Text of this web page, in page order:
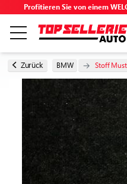
Profitieren Sie von einem
NACH MARKE & MODELL
ALLE PRODUKTE
GEHEIMTIPPS
GUTSCHEINCODES
Zurück BMW Stoff